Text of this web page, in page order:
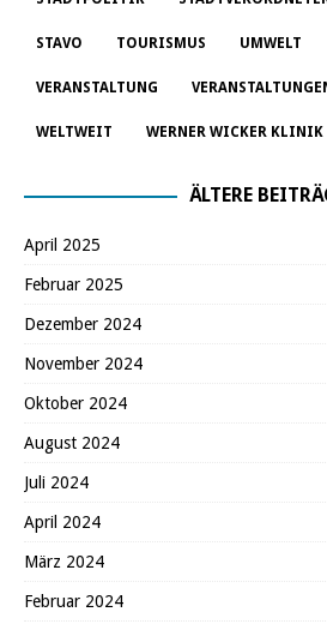
STAVO TOURISMUS UMWELT
VERANSTALTUNG
WELTWEIT WERNER WICKER KLINIK
ÄLTERE
April 2025
Februar 2025
Dezember 2024
November 2024
Oktober 2024
August 2024
Juli 2024
April 2024
März 2024
Februar 2024